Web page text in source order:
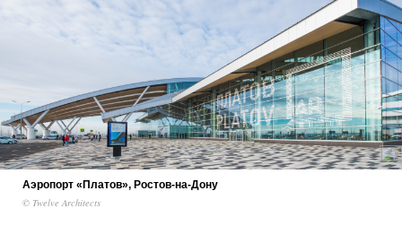
Аэропорт «Платов», Ростов-на-Дону
© Twelve Architects